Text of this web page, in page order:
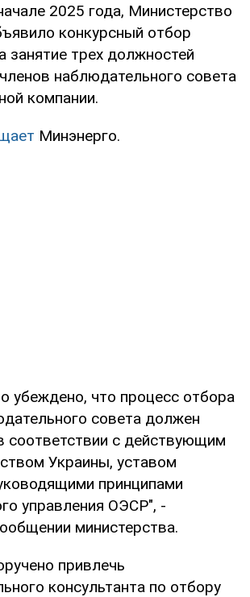
2025 года, Министерство
конкурсный отбор
занятие трех должностей
наблюдательного совета
компании.
Минэнерго.
убеждено, что процесс отбора
совета должен
соответствии с действующим
Украины, уставом
принципами
управления ОЭСР", -
министерства.
привлечь
консультанта по отбору